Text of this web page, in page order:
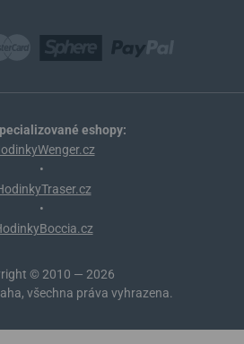
eshopy:
•
•
© 2010 — 2026
všechna práva vyhrazena.